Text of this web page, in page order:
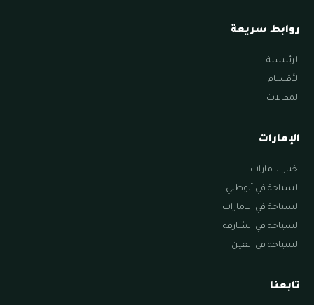
روابط سريعة
الرئيسية
الأقسام
المقالات
الإمارات
اخبار الامارات
السياحة في أبوظبي
السياحة في الامارات
السياحة في الشارقة
السياحة في العين
تابعنا